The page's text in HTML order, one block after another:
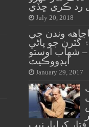
رد ڪري ڇڏي
July 20, 2018
وندن جي
گٽرن جو پاڻي
– شهاب اوستو
ايڊووڪيٽ
January 29, 2017
کرلیا، نیب